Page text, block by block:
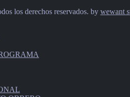
los derechos reservados. by wewant